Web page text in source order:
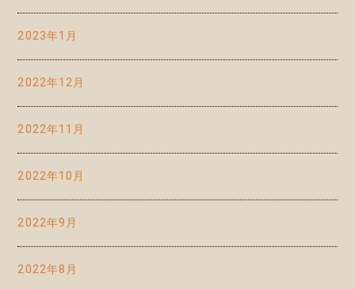
2023年1月
2022年12月
2022年11月
2022年10月
2022年9月
2022年8月